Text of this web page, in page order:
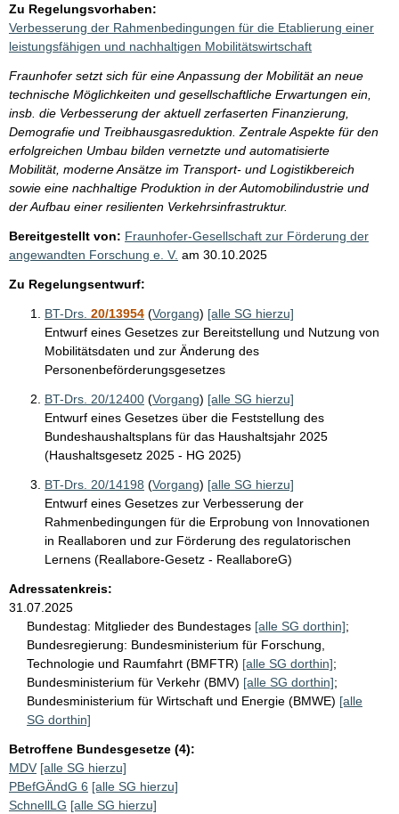
i
s
s
e
p
r
o
S
i
Zu Regelungsvorhaben:
Verbesserung der Rahmenbedingungen für die Etablierung einer
leistungsfähigen und nachhaltigen Mobilitätswirtschaft
Fraunhofer setzt sich für eine Anpassung der Mobilität an neue
technische Möglichkeiten und gesellschaftliche Erwartungen ein,
insb. die Verbesserung der aktuell zerfaserten Finanzierung,
Demografie und Treibhausgasreduktion. Zentrale Aspekte für den
erfolgreichen Umbau bilden vernetzte und automatisierte
Mobilität, moderne Ansätze im Transport- und Logistikbereich
sowie eine nachhaltige Produktion in der Automobilindustrie und
der Aufbau einer resilienten Verkehrsinfrastruktur.
Bereitgestellt von: Fraunhofer-Gesellschaft zur Förderung der
angewandten Forschung e. V. am 30.10.2025
Zu Regelungsentwurf:
BT-Drs. 20/13954 (Vorgang) [alle SG hierzu]
Entwurf eines Gesetzes zur Bereitstellung und Nutzung von
Mobilitätsdaten und zur Änderung des
Personenbeförderungsgesetzes
BT-Drs. 20/12400 (Vorgang) [alle SG hierzu]
Entwurf eines Gesetzes über die Feststellung des
Bundeshaushaltsplans für das Haushaltsjahr 2025
(Haushaltsgesetz 2025 - HG 2025)
BT-Drs. 20/14198 (Vorgang) [alle SG hierzu]
Entwurf eines Gesetzes zur Verbesserung der
Rahmenbedingungen für die Erprobung von Innovationen
in Reallaboren und zur Förderung des regulatorischen
Lernens (Reallabore-Gesetz - ReallaboreG)
Adressatenkreis:
31.07.2025
Bundestag: Mitglieder des Bundestages [alle SG dorthin];
Bundesregierung: Bundesministerium für Forschung,
Technologie und Raumfahrt (BMFTR) [alle SG dorthin];
Bundesministerium für Verkehr (BMV) [alle SG dorthin];
Bundesministerium für Wirtschaft und Energie (BMWE) [alle
SG dorthin]
Betroffene Bundesgesetze (4):
MDV [alle SG hierzu]
PBefGÄndG 6 [alle SG hierzu]
SchnellLG [alle SG hierzu]